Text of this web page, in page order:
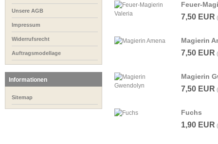
Unsere AGB
Impressum
Widerrufsrecht
Auftragsmodellage
Informationen
Sitemap
Feuer-
7,50 EUR
Magierin
7,50 EUR
Magierin
7,50 EUR
Fuchs
1,90 EUR